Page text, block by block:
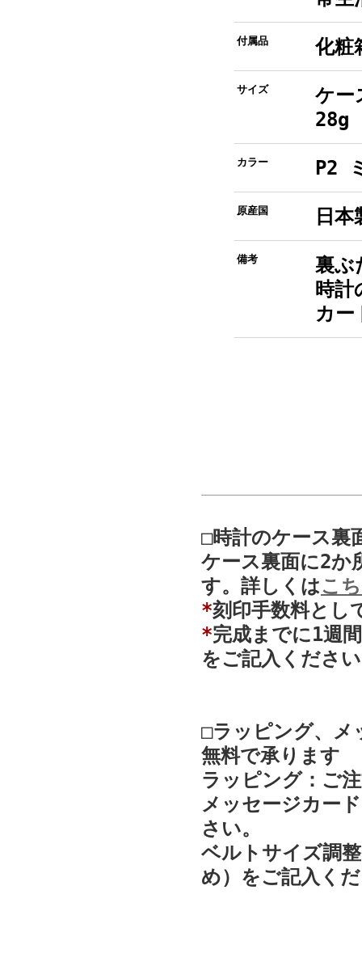
付属品 化
サイズ
ケー
28g
カラー P2
原産国 日本
備考
裏ぶ
時計
カ
□時計のケース裏
ケース裏面に2か
す。詳しくはこ
*刻印手数料とし
*完成までに1週
をご記入くださ
□ラッピング、メ
無料で承ります
ラッピング：ご
メッセージカー
さい。
ベルトサイズ調
め）をご記入く